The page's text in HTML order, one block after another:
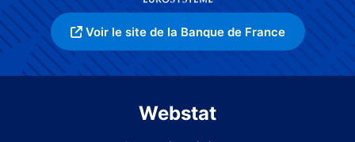
Voir le site de la Banque de France
Webstat